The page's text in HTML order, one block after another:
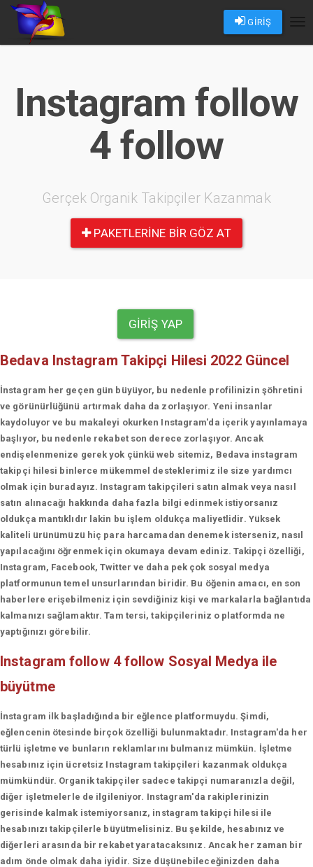
GİRİŞ
Instagram follow
4 follow
Gerçek Organik Takipçiler Kazanmak
PAKETLERINE BIR GÖZ AT
GIRIŞ YAP
Bedava Instagram Takipçi Hilesi 2022 Güncel
İnstagram her geçen gün büyüyor, bu nedenle profilinizin şöhretini
ve görünürlüğünü artırmak daha da zorlaşıyor. Yeni insanlar
kaydoluyor ve bu makaleyi okurken Instagram'da içerik yayınlamaya
başlıyor, bu nedenle rekabet son derece zorlaşıyor. Ancak
endişelenmenize gerek yok çünkü web sitemiz, Bedava instagram
takipçi hilesi binlerce mükemmel desteklerimiz ile size yardımcı
olmak için buradayız. Instagram takipçileri satın almak veya nasıl
satın alınacağı hakkında daha fazla bilgi edinmek istiyorsanız
oldukça mantıklıdır lakin bu işlem oldukça maliyetlidir. Yüksek
kaliteli ürünümüzü hiç para harcamadan denemek isterseniz, nasıl
yapılacağını öğrenmek için okumaya devam ediniz. Takipçi özelliği,
Instagram, Facebook, Twitter ve daha pek çok sosyal medya
platformunun temel unsurlarından biridir. Bu öğenin amacı, en son
haberlere erişebilmeniz için sevdiğiniz kişi ve markalarla bağlantıda
kalmanızı sağlamaktır. Tam tersi, takipçileriniz o platformda ne
yaptığınızı görebilir.
Instagram follow 4 follow Sosyal Medya ile
büyütme
İnstagram ilk başladığında bir eğlence platformuydu. Şimdi,
eğlencenin ötesinde birçok özelliği bulunmaktadır. Instagram'da her
türlü işletme ve bunların reklamlarını bulmanız mümkün. İşletme
hesabınız için ücretsiz Instagram takipçileri kazanmak oldukça
mümkündür. Organik takipçiler sadece takipçi numaranızla değil,
diğer işletmelerle de ilgileniyor. Instagram'da rakiplerinizin
gerisinde kalmak istemiyorsanız, instagram takipçi hilesi ile
hesabınızı takipçilerle büyütmelisiniz. Bu şekilde, hesabınız ve
diğerleri arasında bir rekabet yaratacaksınız. Ancak her zaman bir
adım önde olmak daha iyidir. Size düşünebileceğinizden daha